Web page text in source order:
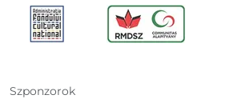
Szponzorok